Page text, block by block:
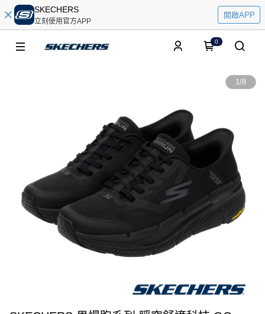
SKECHERS
立刻使用官方APP
開啟APP
0
1/8